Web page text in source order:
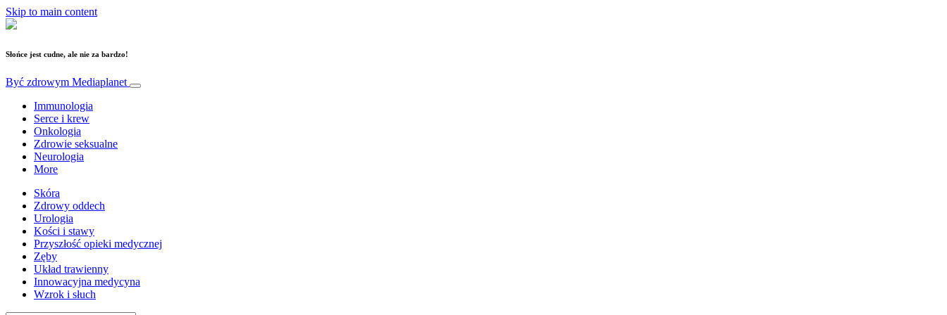
Skip to main content
Słońce jest cudne, ale nie za bardzo!
Być zdrowym Mediaplanet
Immunologia
Serce i krew
Onkologia
Zdrowie seksualne
Neurologia
More
Skóra
Zdrowy oddech
Urologia
Kości i stawy
Przyszłość opieki medycznej
Zęby
Układ trawienny
Innowacyjna medycyna
Wzrok i słuch